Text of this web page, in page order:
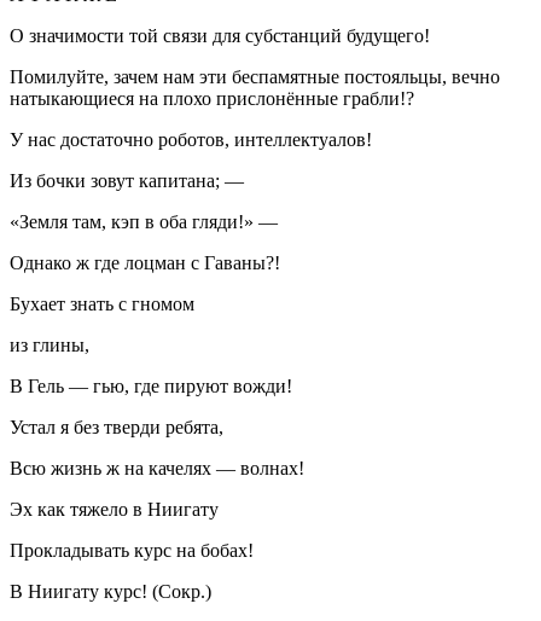
О значимости той связи для субстанций будущего!
Помилуйте, зачем нам эти беспамятные постояльцы, вечно
натыкающиеся на плохо прислонённые грабли!?
У нас достаточно роботов, интеллектуалов!
Из бочки зовут капитана; —
«Земля там, кэп в оба гляди!» —
Однако ж где лоцман с Гаваны?!
Бухает знать с гномом
из глины,
В Гель — гью, где пируют вожди!
Устал я без тверди ребята,
Всю жизнь ж на качелях — волнах!
Эх как тяжело в Ниигату
Прокладывать курс на бобах!
В Ниигату курс! (Сокр.)